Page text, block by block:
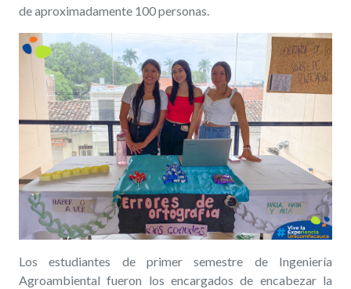
de aproximadamente 100 personas.
Los estudiantes de primer semestre de Ingeniería
Agroambiental fueron los encargados de encabezar la